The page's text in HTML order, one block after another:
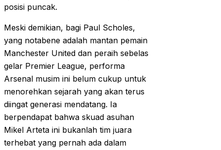
posisi puncak.
Meski demikian, bagi Paul Scholes,
yang notabene adalah mantan pemain
Manchester United dan peraih sebelas
gelar Premier League, performa
Arsenal musim ini belum cukup untuk
menorehkan sejarah yang akan terus
diingat generasi mendatang. Ia
berpendapat bahwa skuad asuhan
Mikel Arteta ini bukanlah tim juara
terhebat yang pernah ada dalam